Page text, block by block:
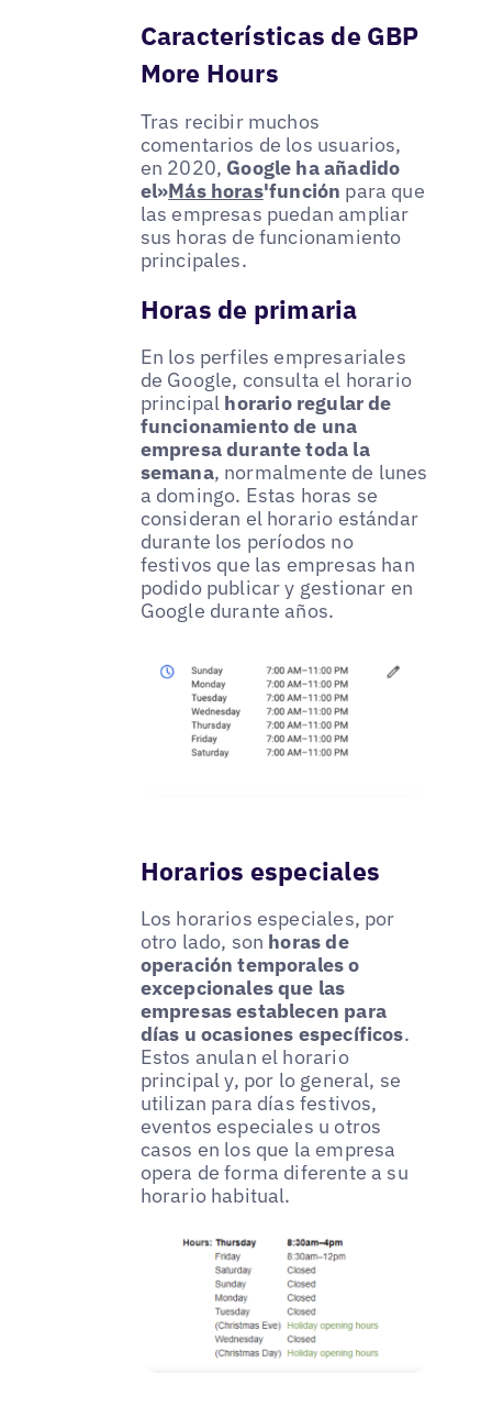
Características de GBP
More Hours
Tras recibir muchos
comentarios de los usuarios,
en 2020, Google ha añadido
el»Más horas'función para que
las empresas puedan ampliar
sus horas de funcionamiento
principales.
Horas de primaria
En los perfiles empresariales
de Google, consulta el horario
principal horario regular de
funcionamiento de una
empresa durante toda la
semana, normalmente de lunes
a domingo. Estas horas se
consideran el horario estándar
durante los períodos no
festivos que las empresas han
podido publicar y gestionar en
Google durante años.
Horarios especiales
Los horarios especiales, por
otro lado, son horas de
operación temporales o
excepcionales que las
empresas establecen para
días u ocasiones específicos.
Estos anulan el horario
principal y, por lo general, se
utilizan para días festivos,
eventos especiales u otros
casos en los que la empresa
opera de forma diferente a su
horario habitual.